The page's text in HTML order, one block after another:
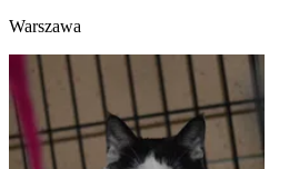
Warszawa